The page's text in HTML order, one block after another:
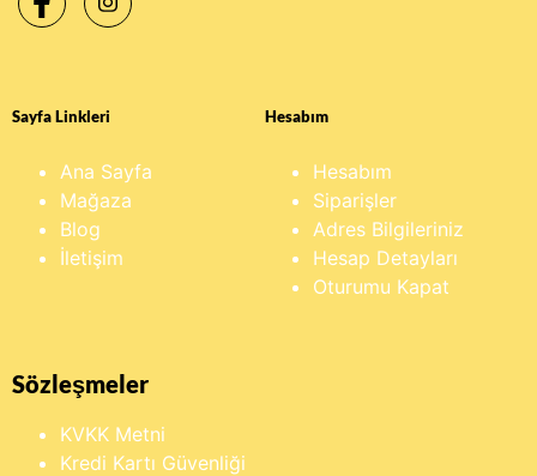
Sayfa Linkleri
Ana Sayfa
Mağaza
Blog
İletişim
Hesabım
Hesabım
Siparişler
Adres Bilgileriniz
Hesap Detayları
Oturumu Kapat
Sözleşmeler
KVKK Metni
Kredi Kartı Güvenliği